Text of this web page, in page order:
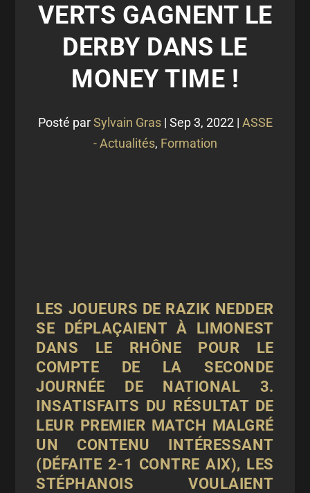
VERTS GAGNENT LE
DERBY DANS LE
MONEY TIME !
Posté parSylvain Gras| Sep 3, 2022| ASSE
- Actualités, Formation
LES JOUEURS DE RAZIK NEDDER
SE DÉPLAÇAIENT À LIMONEST
DANS LE RHÔNE POUR LE
COMPTE DE LA SECONDE
JOURNÉE DE NATIONAL 3.
INSATISFAITS DU RÉSULTAT DE
LEUR PREMIER MATCH MALGRÉ
UN CONTENU INTÉRESSANT
(DÉFAITE 2-1 CONTRE AIX), LES
STÉPHANOIS VOULAIENT